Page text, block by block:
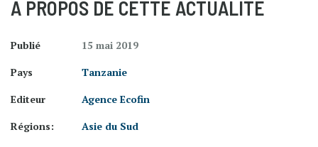
À PROPOS DE CETTE ACTUALITÉ
Publié
15 mai 2019
Pays
Tanzanie
Editeur
Agence Ecofin
Régions:
Asie du Sud